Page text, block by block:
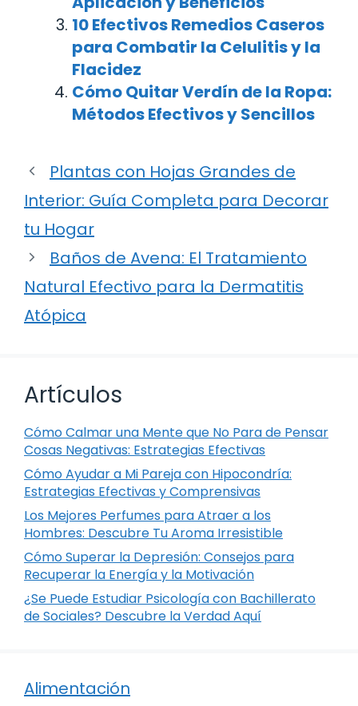
10 Efectivos Remedios Caseros
para Combatir la Celulitis y la
Flacidez
Cómo Quitar Verdín de la Ropa:
Métodos Efectivos y Sencillos
Plantas con Hojas Grandes de
Interior: Guía Completa para Decorar
tu Hogar
Baños de Avena: El Tratamiento
Natural Efectivo para la Dermatitis
Atópica
Artículos
Cómo Calmar una Mente que No Para de Pensar
Cosas Negativas: Estrategias Efectivas
Cómo Ayudar a Mi Pareja con Hipocondría:
Estrategias Efectivas y Comprensivas
Los Mejores Perfumes para Atraer a los
Hombres: Descubre Tu Aroma Irresistible
Cómo Superar la Depresión: Consejos para
Recuperar la Energía y la Motivación
¿Se Puede Estudiar Psicología con Bachillerato
de Sociales? Descubre la Verdad Aquí
Alimentación